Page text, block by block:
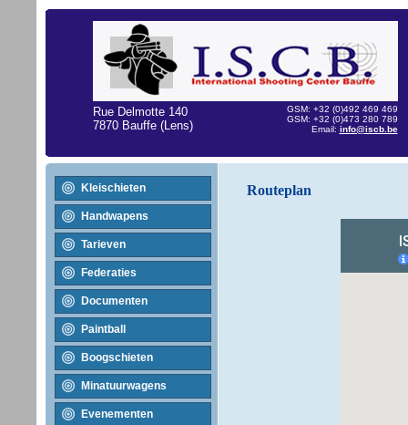
Rue Delmotte 140
7870 Bauffe (Lens)
GSM: +32 (0)492 469 469
GSM: +32 (0)473 280 789
Email: info@iscb.be
Kleischieten
Handwapens
Tarieven
Federaties
Documenten
Paintball
Boogschieten
Minatuurwagens
Evenementen
Routeplan